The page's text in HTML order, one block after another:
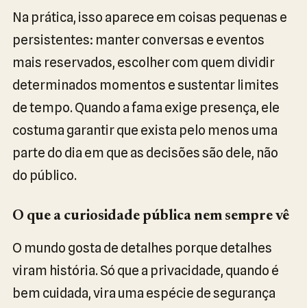
Na prática, isso aparece em coisas pequenas e
persistentes: manter conversas e eventos
mais reservados, escolher com quem dividir
determinados momentos e sustentar limites
de tempo. Quando a fama exige presença, ele
costuma garantir que exista pelo menos uma
parte do dia em que as decisões são dele, não
do público.
O que a curiosidade pública nem sempre vê
O mundo gosta de detalhes porque detalhes
viram história. Só que a privacidade, quando é
bem cuidada, vira uma espécie de segurança